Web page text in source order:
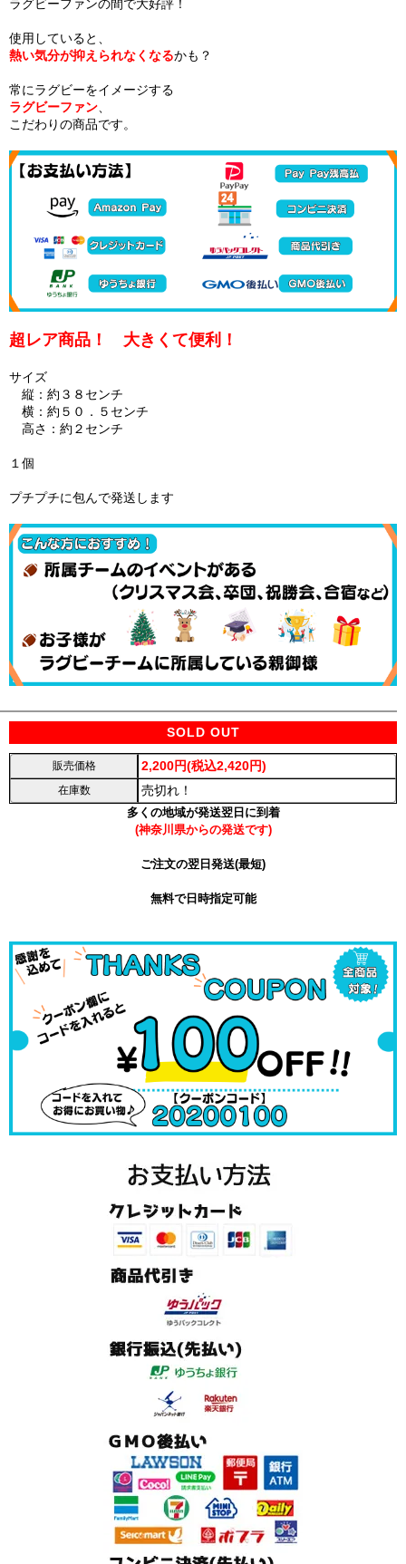
ラグビーファンの間で大好評！
使用していると、
熱い気分が抑えられなくなるかも？
常にラグビーをイメージする
ラグビーファン
こだわりの商品です。
超レア商品！ 大きくて便利！
サイズ
縦：約３８センチ
横：約５０．５センチ
高さ：約２センチ
１個
プチプチに包んで発送します
SOLD OUT
販売価格 2,200円(税込2,420円)
在庫数 売切れ！
多くの地域が発送翌日に到着
(神奈川県からの発送です)
ご注文の翌日発送(最短)
無料で日時指定可能